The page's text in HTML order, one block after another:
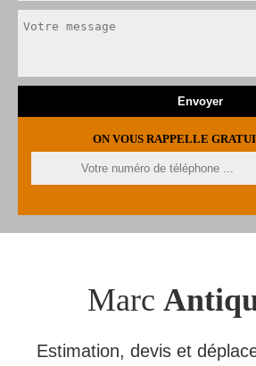
ON VOUS RAPPELLE
Marc
Estimation, devis et